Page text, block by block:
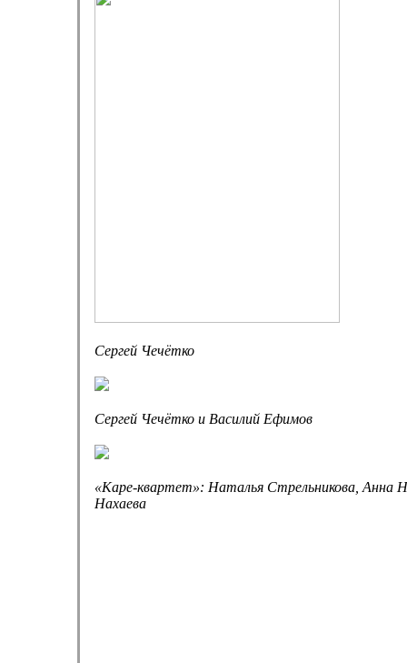
Сергей Чечётко
Сергей Чечётко и Василий Ефимов
«Каре-квартет»: Наталья Стрельникова, Анна
Нахаева